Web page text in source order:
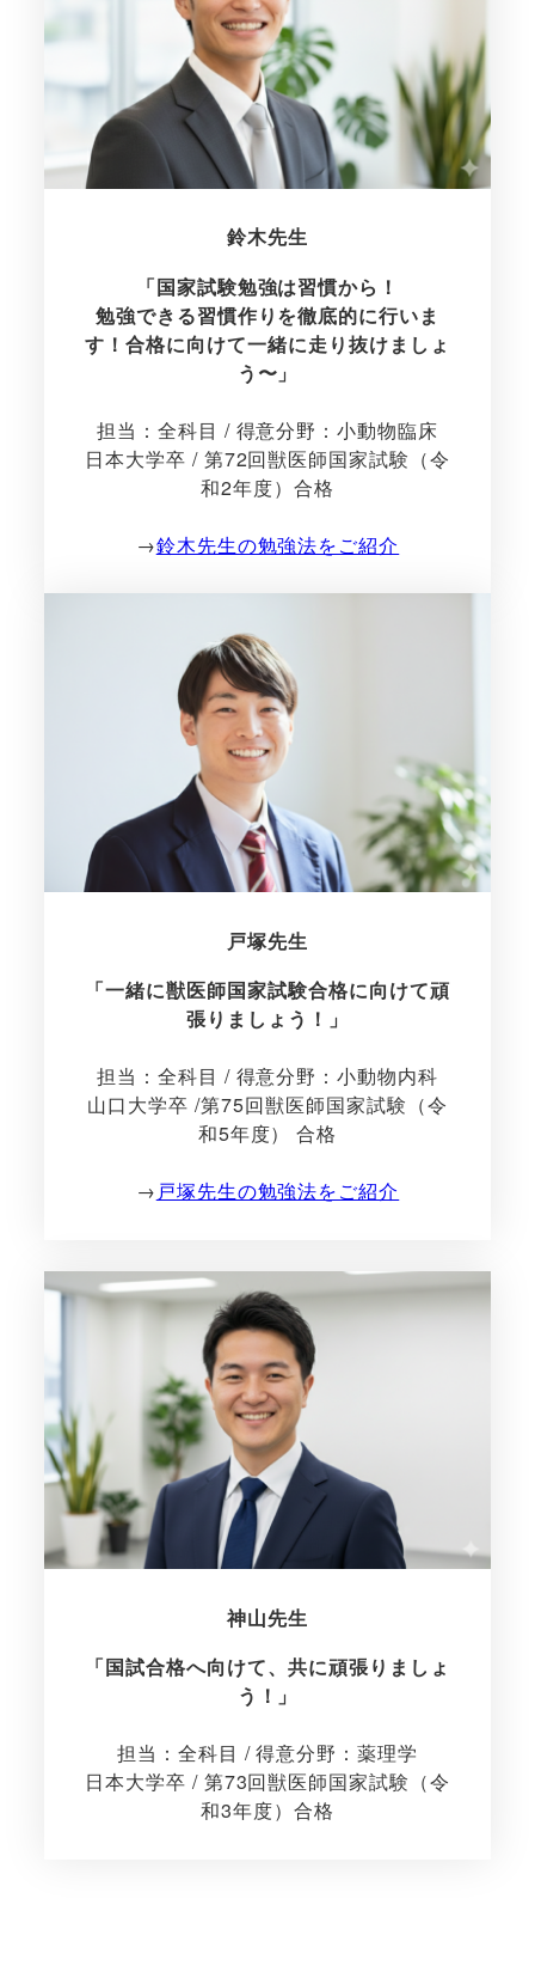
鈴木先生
「国家試験勉強は習慣から！
勉強できる習慣作りを徹底的に行いま
す！合格に向けて一緒に走り抜けましょ
う〜」
担当：全科目 / 得意分野：小動物臨床
日本大学卒 / 第72回獣医師国家試験（令
和2年度）合格
→鈴木先生の勉強法をご紹介
戸塚先生
「一緒に獣医師国家試験合格に向けて頑
張りましょう！」
担当：全科目 / 得意分野：小動物内科
山口大学卒 /第75回獣医師国家試験（令
和5年度） 合格
→ 戸塚先生の勉強法をご紹介
神山先生
「国試合格へ向けて、共に頑張りましょ
う！」
担当：全科目 / 得意分野：薬理学
日本大学卒 / 第73回獣医師国家試験（令
和3年度）合格